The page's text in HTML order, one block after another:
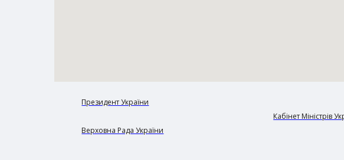
Президент України
Верховна Рада України
Кабінет Міністрів